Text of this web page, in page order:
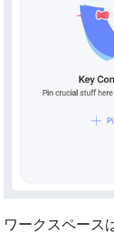
ワークスペース